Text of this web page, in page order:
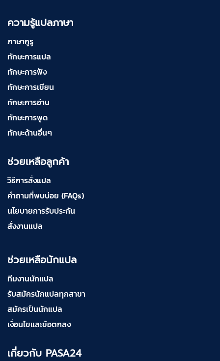
ความรู้แปลภาษา
ภาษากูรู
ทักษะการแปล
ทักษะการฟัง
ทักษะการเขียน
ทักษะการอ่าน
ทักษะการพูด
ทักษะด้านอื่นๆ
ช่วยเหลือลูกค้า
วิธีการสั่งแปล
คำถามที่พบบ่อย (FAQs)
นโยบายการรับประกัน
สั่งงานแปล
ช่วยเหลือนักแปล
ทีมงานนักแปล
รับสมัครนักแปลทุกสาขา
สมัครเป็นนักแปล
เงื่อนไขและข้อตกลง
เกี่ยวกับ PASA24